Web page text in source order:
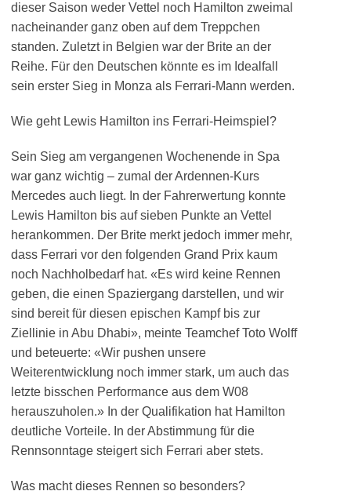
dieser Saison weder Vettel noch Hamilton zweimal
nacheinander ganz oben auf dem Treppchen
standen. Zuletzt in Belgien war der Brite an der
Reihe. Für den Deutschen könnte es im Idealfall
sein erster Sieg in Monza als Ferrari-Mann werden.
Wie geht Lewis Hamilton ins Ferrari-Heimspiel?
Sein Sieg am vergangenen Wochenende in Spa
war ganz wichtig – zumal der Ardennen-Kurs
Mercedes auch liegt. In der Fahrerwertung konnte
Lewis Hamilton bis auf sieben Punkte an Vettel
herankommen. Der Brite merkt jedoch immer mehr,
dass Ferrari vor den folgenden Grand Prix kaum
noch Nachholbedarf hat. «Es wird keine Rennen
geben, die einen Spaziergang darstellen, und wir
sind bereit für diesen epischen Kampf bis zur
Ziellinie in Abu Dhabi», meinte Teamchef Toto Wolff
und beteuerte: «Wir pushen unsere
Weiterentwicklung noch immer stark, um auch das
letzte bisschen Performance aus dem W08
herauszuholen.» In der Qualifikation hat Hamilton
deutliche Vorteile. In der Abstimmung für die
Rennsonntage steigert sich Ferrari aber stets.
Was macht dieses Rennen so besonders?